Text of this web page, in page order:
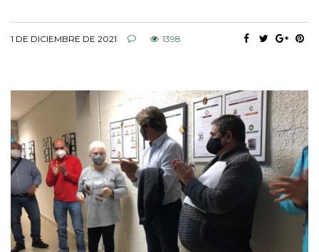
1 DE DICIEMBRE DE 2021 1398